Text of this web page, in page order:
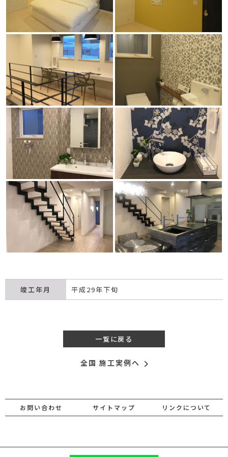
竣工年月 平成29年下旬
一覧に戻る
全国 施工実例へ
お問い合わせ サイトマップ リンクについて